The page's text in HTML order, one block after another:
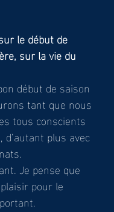
le début de
sur la vie du
début de saison
tant que nous
tous conscients
plus avec
Je pense que
pour le